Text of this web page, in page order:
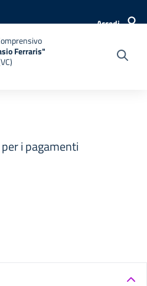
Accedi
Ferraris"
i pagamenti